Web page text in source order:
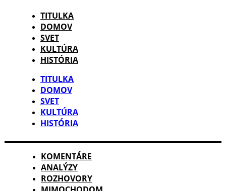
TITULKA
DOMOV
SVET
KULTÚRA
HISTÓRIA
TITULKA
DOMOV
SVET
KULTÚRA
HISTÓRIA
KOMENTÁRE
ANALÝZY
ROZHOVORY